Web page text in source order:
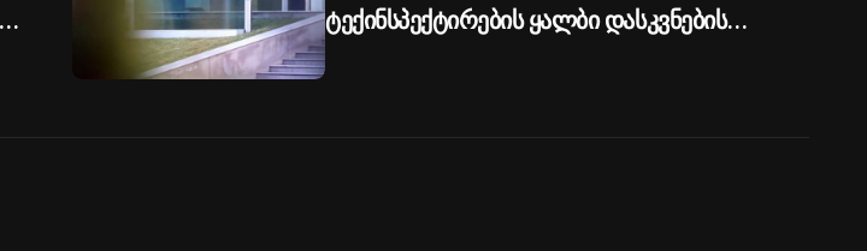
ტექინსპექტირების ყალბი დასკვნების